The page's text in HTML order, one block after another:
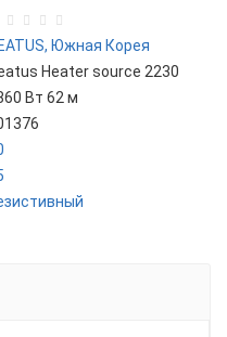
Южная Корея
Heater source 2230
Вт 62 м